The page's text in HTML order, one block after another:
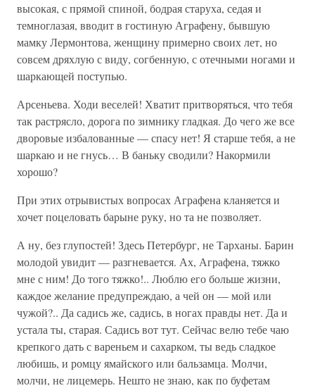
высокая, с прямой спиной, бодрая старуха, седая и
темноглазая, вводит в гостиную Аграфену, бывшую
мамку Лермонтова, женщину примерно своих лет, но
совсем дряхлую с виду, согбенную, с отечными ногами и
шаркающей поступью.
Арсеньева. Ходи веселей! Хватит притворяться, что тебя
так растрясло, дорога по зимнику гладкая. До чего же все
дворовые избалованные — спасу нет! Я старше тебя, а не
шаркаю и не гнусь… В баньку сводили? Накормили
хорошо?
При этих отрывистых вопросах Аграфена кланяется и
хочет поцеловать барыне руку, но та не позволяет.
А ну, без глупостей! Здесь Петербург, не Тарханы. Барин
молодой увидит — разгневается. Ах, Аграфена, тяжко
мне с ним! До того тяжко!.. Люблю его больше жизни,
каждое желание предупреждаю, а чей он — мой или
чужой?.. Да садись же, садись, в ногах правды нет. Да и
устала ты, старая. Садись вот тут. Сейчас велю тебе чаю
крепкого дать с вареньем и сахарком, ты ведь сладкое
любишь, и ромцу ямайского или бальзамца. Молчи,
молчи, не лицемерь. Нешто не знаю, как по буфетам